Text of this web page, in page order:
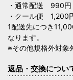
・通常配送 990円
・クール便 1,200
1配送先につき
なります。
※その他規格外対象
返品・交換につい